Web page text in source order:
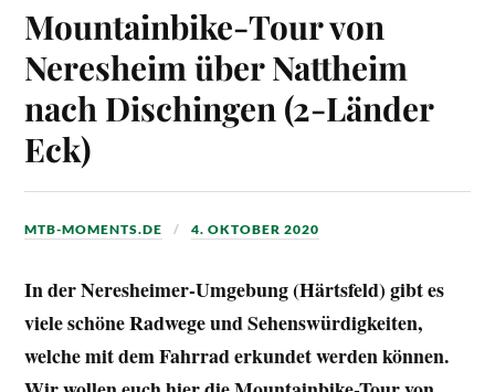
Mountainbike-Tour von
Neresheim über Nattheim
nach Dischingen (2-Länder
Eck)
MTB-MOMENTS.DE 4. OKTOBER 2020
In der Neresheimer-Umgebung (Härtsfeld) gibt es
viele schöne Radwege und Sehenswürdigkeiten,
welche mit dem Fahrrad erkundet werden können.